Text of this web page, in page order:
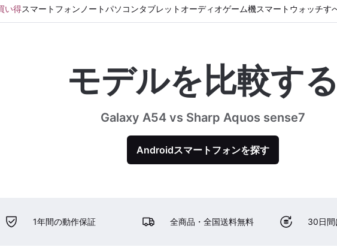
い得スマートフォン ノートパソコンタブレット オーディオゲーム機スマートウォッチす
モデルを比較す
Galaxy A54 vs Sharp Aquos sense7
Androidスマートフォンを探す
1年間の動作保証 全商品・全国送料無料 30日間